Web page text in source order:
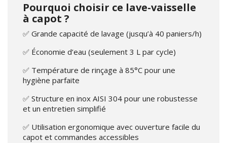
Pourquoi choisir ce lave-vaisselle
à capot ?
✅ Grande capacité de lavage (jusqu’à 40 paniers/h)
✅ Économie d’eau (seulement 3 L par cycle)
✅ Température de rinçage à 85°C pour une
hygiène parfaite
✅ Structure en inox AISI 304 pour une robustesse
et un entretien simplifié
✅ Utilisation ergonomique avec ouverture facile du
capot et commandes accessibles